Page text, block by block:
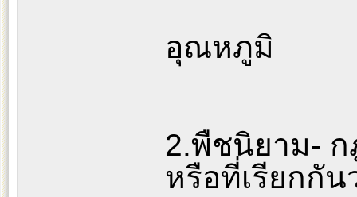
อุณหภูมิ
2.พืชนิยาม-
หรือที่เรียกกัน